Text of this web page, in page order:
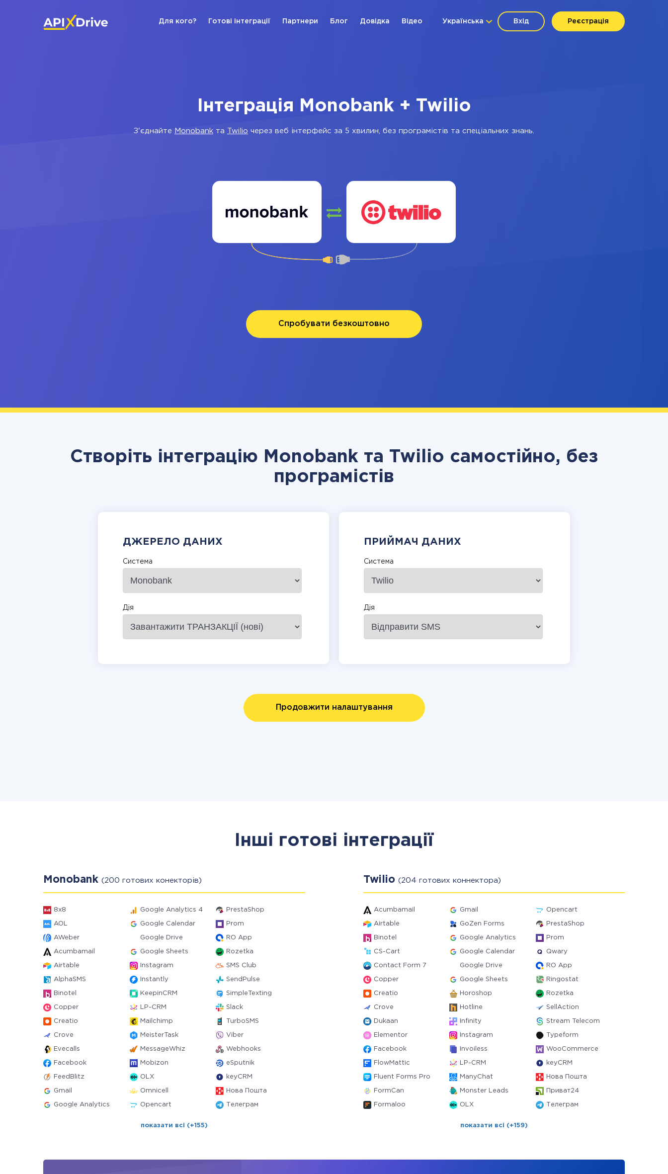
Вхід Реєстрація
Українська
Для кого? Готові інтеграції Партнери Блог Довідка Відео
Інтеграція Monobank + Twilio
З'єднайте Monobank та Twilio через веб інтерфейс за 5 хвилин, без програмістів та спеціальних знань.
Спробувати безкоштовно
Створіть інтеграцію Monobank та Twilio самостійно, без
програмістів
ДЖЕРЕЛО ДАНИХ
Система
Дія
ПРИЙМАЧ ДАНИХ
Система
Дія
Продовжити налаштування
Інші готові інтеграції
Monobank (200 готових конекторів)
8x8 Google Analytics 4 PrestaShop
AOL Google Calendar Prom
AWeber Google Drive RO App
Acumbamail Google Sheets Rozetka
Airtable Instagram SMS Club
AlphaSMS Instantly SendPulse
Binotel KeepinCRM SimpleTexting
Copper LP-CRM Slack
Creatio Mailchimp TurboSMS
Crove MeisterTask Viber
Evecalls MessageWhiz Webhooks
Facebook Mobizon eSputnik
FeedBlitz OLX keyCRM
Gmail Omnicell Нова Пошта
Google Analytics Opencart Телеграм
показати всі (+155)
Twilio (204 готових коннектора)
Acumbamail Gmail Opencart
Airtable GoZen Forms PrestaShop
Binotel Google Analytics Prom
CS-Cart Google Calendar Qwary
Contact Form 7 Google Drive RO App
Copper Google Sheets Ringostat
Creatio Horoshop Rozetka
Crove Hotline SellAction
Dukaan Infinity Stream Telecom
Elementor Instagram Typeform
Facebook Invoiless WooCommerce
FlowMattic LP-CRM keyCRM
Fluent Forms Pro ManyChat Нова Пошта
FormCan Monster Leads Приват24
Formaloo OLX Телеграм
показати всі (+159)